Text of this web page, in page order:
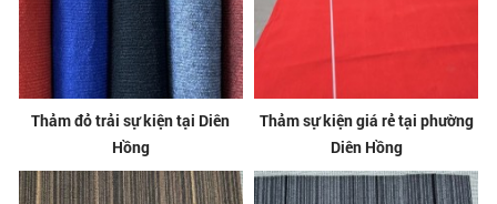
Thảm đỏ trải sự kiện tại Diên
Hồng
Thảm sự kiện giá rẻ tại phường
Diên Hồng